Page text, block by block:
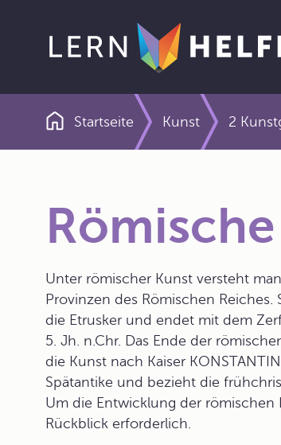
Pfadnavigation
Startseite Kunst 2
Unter römischer Kunst versteht
Provinzen des Römischen
die Etrusker und endet mit dem
5. Jh. n.Chr. Das Ende der
die Kunst nach Kaiser
Spätantike und bezieht die
Um die Entwicklung der
Rückblick erforderlich.